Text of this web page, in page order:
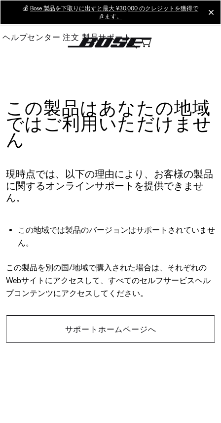
Main
💰 Bose 製品を下取りに出すと最大 ¥30,000 のクレジットを獲得で
きます。
ヘルプセンター 注文 製品サポート
この製品はあなたの地域
ではご利用いただけませ
ん
現時点では、以下の理由により、お客様の製品
に関するオンラインサポートを提供できませ
ん。
この地域では製品のバージョンはサポートされていませ
ん。
この製品を別の国/地域で購入された場合は、それぞれの
Webサイトにアクセスして、すべてのセルフサービスヘル
プコンテンツにアクセスしてください。
サポートホームページへ